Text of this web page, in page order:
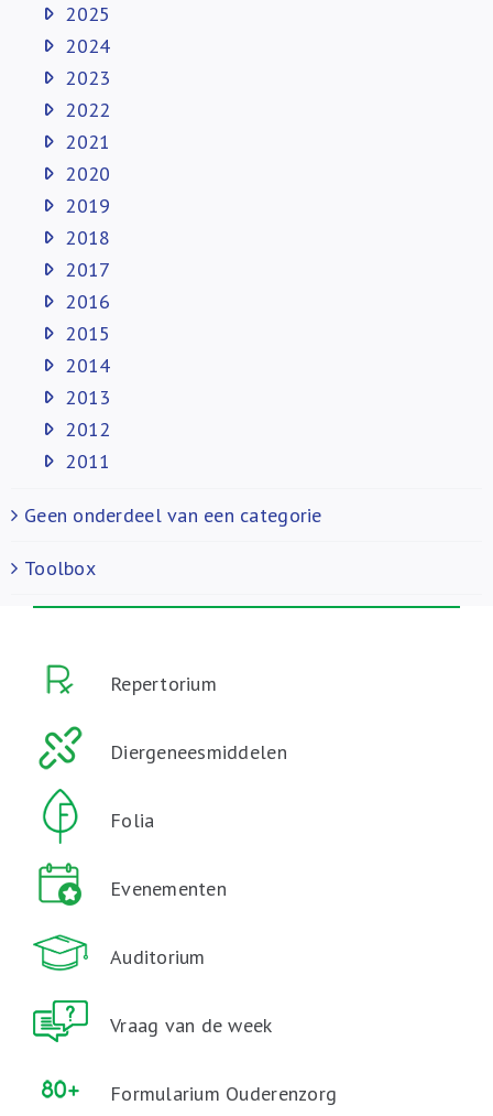
2025
2024
2023
2022
2021
2020
2019
2018
2017
2016
2015
2014
2013
2012
2011
Geen onderdeel van een categorie
Toolbox
Repertorium
Diergeneesmiddelen
Folia
Evenementen
Auditorium
Vraag van de week
Formularium Ouderenzorg